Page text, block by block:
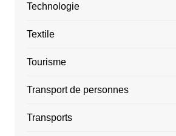
Technologie
Textile
Tourisme
Transport de personnes
Transports